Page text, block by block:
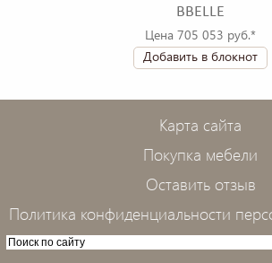
BBELLE
Цена 705 053 руб.*
Добавить в блокнот
Карта сайта
Покупка мебели
Оставить отзыв
Политика конфиденциальности